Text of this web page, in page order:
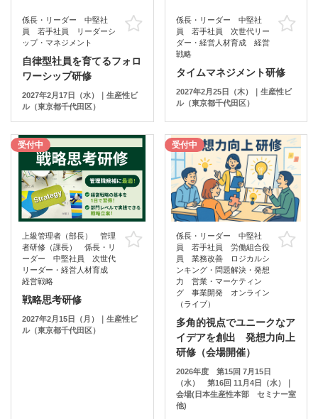
係長・リーダー 中堅社
員 若手社員 リーダーシ
ップ・マネジメント
お気に入り
自律型社員を育てるフォロ
ワーシップ研修
2027年2月17日（水）｜生産性ビ
ル（東京都千代田区）
係長・リーダー 中堅社
員 若手社員 次世代リー
ダー・経営人材育成 経営
戦略
タイムマネジメント研修
2027年2月25日（木）｜生産性ビ
ル（東京都千代田区）
受付中
上級管理者（部長） 管理
者研修（課長） 係長・リ
ーダー 中堅社員 次世代
リーダー・経営人材育成
経営戦略
お気に入り
戦略思考研修
2027年2月15日（月）｜生産性ビ
ル（東京都千代田区）
受付中
係長・リーダー 中堅社
員 若手社員 労働組合役
員 業務改善 ロジカルシ
ンキング・問題解決・発想
力 営業・マーケティン
グ 事業開発 オンライン
（ライブ）
多角的視点でユニークなア
イデアを創出 発想力向上
研修（会場開催）
2026年度 第15回 7月15日
（水） 第16回 11月4日（水）｜
会場(日本生産性本部 セミナー室
他)